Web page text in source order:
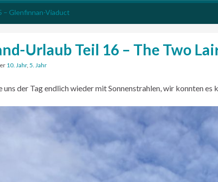
– Glenfinnan-Viaduct
Urlaub Teil 16 – The Two
10. Jahr, 5. Jahr
der Tag endlich wieder mit Sonnenstrahlen, wir konnten es